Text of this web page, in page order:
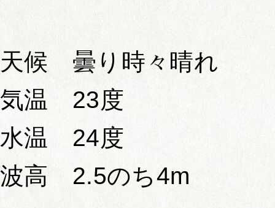
天候 曇り時々晴れ
気温 23度
水温 24度
波高 2.5のち4m